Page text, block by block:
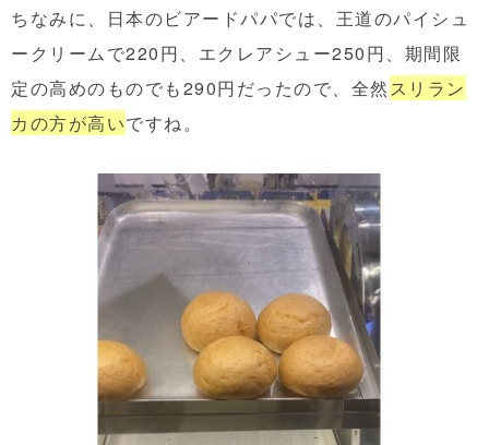
ちなみに、日本のビアードパパでは、王道のパイシュ
ークリームで220円、エクレアシュー250円、期間限
定の高めのものでも290円だったので、全然 スリラン
カの方が高いですね。